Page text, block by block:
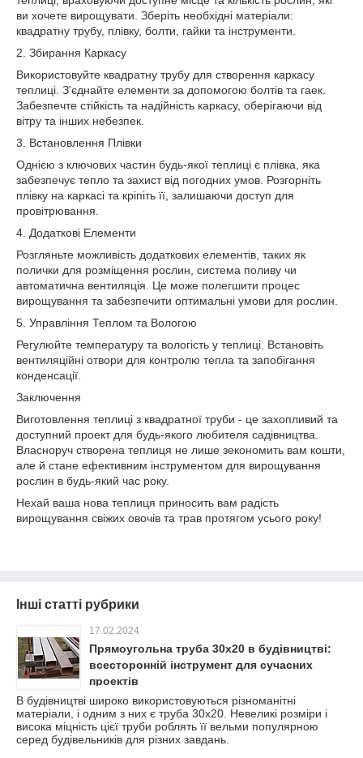
ви хочете вирощувати. Зберіть необхідні матеріали:
квадратну трубу, плівку, болти, гайки та інструменти.
2. Збирання Каркасу
Використовуйте квадратну трубу для створення каркасу
теплиці. З'єднайте елементи за допомогою болтів та гаек.
Забезпечте стійкість та надійність каркасу, оберігаючи від
вітру та інших небезпек.
3. Встановлення Плівки
Однією з ключових частин будь-якої теплиці є плівка, яка
забезпечує тепло та захист від погодних умов. Розгорніть
плівку на каркасі та кріпіть її, залишаючи доступ для
провітрювання.
4. Додаткові Елементи
Розгляньте можливість додаткових елементів, таких як
полички для розміщення рослин, система поливу чи
автоматична вентиляція. Це може полегшити процес
вирощування та забезпечити оптимальні умови для рослин.
5. Управління Теплом та Вологою
Регулюйте температуру та вологість у теплиці. Встановіть
вентиляційні отвори для контролю тепла та запобігання
конденсації.
Заключення
Виготовлення теплиці з квадратної труби - це захопливий та
доступний проект для будь-якого любителя садівництва.
Власноруч створена теплиця не лише зекономить вам кошти,
але й стане ефективним інструментом для вирощування
рослин в будь-який час року.
Нехай ваша нова теплиця приносить вам радість
вирощування свіжих овочів та трав протягом усього року!
Інші статті рубрики
17.02.2024
Прямоугольна труба 30х20 в будівництві:
всесторонній інструмент для сучасних
проектів
В будівництві широко використовуються різноманітні
матеріали, і одним з них є труба 30х20. Невеликі розміри і
висока міцність цієї труби роблять її вельми популярною
серед будівельників для різних завдань.